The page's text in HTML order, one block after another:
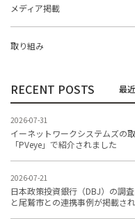
メディア掲載
取り組み
RECENT POSTS
2026-07-31
イーネットワークシステムズの
「PVeye」で紹介されました
2026-07-21
日本政策投資銀行（DBJ）の調
と尾鷲市との連携事例が掲載さ